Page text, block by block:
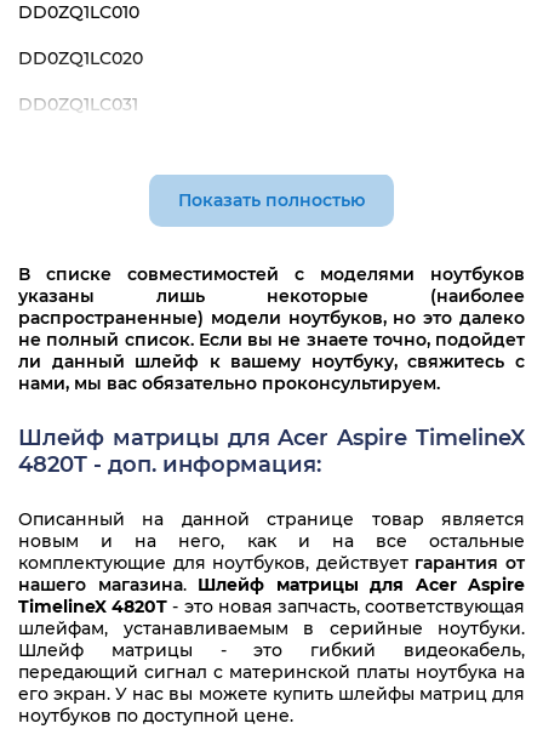
DD0ZQ1LC010
DD0ZQ1LC020
DD0ZQ1LC031
Показать полностью
В списке совместимостей с моделями ноутбуков
указаны лишь некоторые (наиболее
распространенные) модели ноутбуков, но это далеко
не полный список. Если вы не знаете точно, подойдет
ли данный шлейф к вашему ноутбуку, свяжитесь с
нами, мы вас обязательно проконсультируем.
Шлейф матрицы для Acer Aspire TimelineX
4820T - доп. информация:
Описанный на данной странице товар является
новым и на него, как и на все остальные
комплектующие для ноутбуков, действует гарантия от
нашего магазина. Шлейф матрицы для Acer Aspire
TimelineX 4820T - это новая запчасть, соответствующая
шлейфам, устанавливаемым в серийные ноутбуки.
Шлейф матрицы - это гибкий видеокабель,
передающий сигнал с материнской платы ноутбука на
его экран. У нас вы можете купить шлейфы матриц для
ноутбуков по доступной цене.